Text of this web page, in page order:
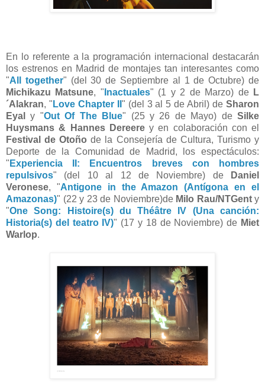
En lo referente a la programación internacional destacarán
los estrenos en Madrid de montajes tan interesantes como
"All together" (del 30 de Septiembre al 1 de Octubre) de
Michikazu Matsune, " Inactuales" (1 y 2 de Marzo) de L
´Alakran, " Love Chapter II " (del 3 al 5 de Abril) deSharon
Eyal
y "Out Of The Blue" (25 y 26 de Mayo) deSilke
Huysmans & Hannes Dereerey en colaboración con el
Festival de Otoño de la Consejería de Cultura, Turismo y
Deporte de la Comunidad de Madrid, los espectáculos:
" Experiencia II: Encuentros breves con hombres
repulsivos" (del 10 al 12 de Noviembre) de
Daniel
Veronese, "Antigone in the Amazon (Antígona en el
Amazonas)" (22 y 23 de Noviembre)de Milo Rau/NTGenty
"One Song: Histoire(s) du Théâtre IV (Una canción:
Historia(s) del teatro IV)" (17 y 18 de Noviembre) de Miet
Warlop.